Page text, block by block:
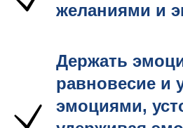
желаниями и
Держать
равновесие и
эмоциями,